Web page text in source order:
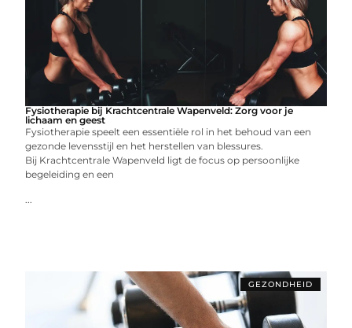
Fysiotherapie bij Krachtcentrale Wapenveld: Zorg voor je
lichaam en geest
Fysiotherapie speelt een essentiële rol in het behoud van een
gezonde levensstijl en het herstellen van blessures.
Bij Krachtcentrale Wapenveld ligt de focus op persoonlijke
begeleiding en een
...
GEZONDHEID